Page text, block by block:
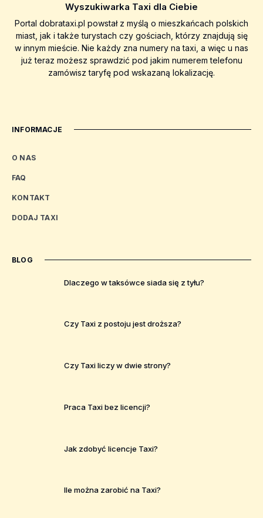
Wyszukiwarka Taxi dla Ciebie
Portal dobrataxi.pl powstał z myślą o mieszkańcach polskich
miast, jak i także turystach czy gościach, którzy znajdują się
w innym mieście. Nie każdy zna numery na taxi, a więc u nas
już teraz możesz sprawdzić pod jakim numerem telefonu
zamówisz taryfę pod wskazaną lokalizację.
INFORMACJE
O NAS
FAQ
KONTAKT
DODAJ TAXI
BLOG
Dlaczego w taksówce siada się z tyłu?
Czy Taxi z postoju jest droższa?
Czy Taxi liczy w dwie strony?
Praca Taxi bez licencji?
Jak zdobyć licencje Taxi?
Ile można zarobić na Taxi?